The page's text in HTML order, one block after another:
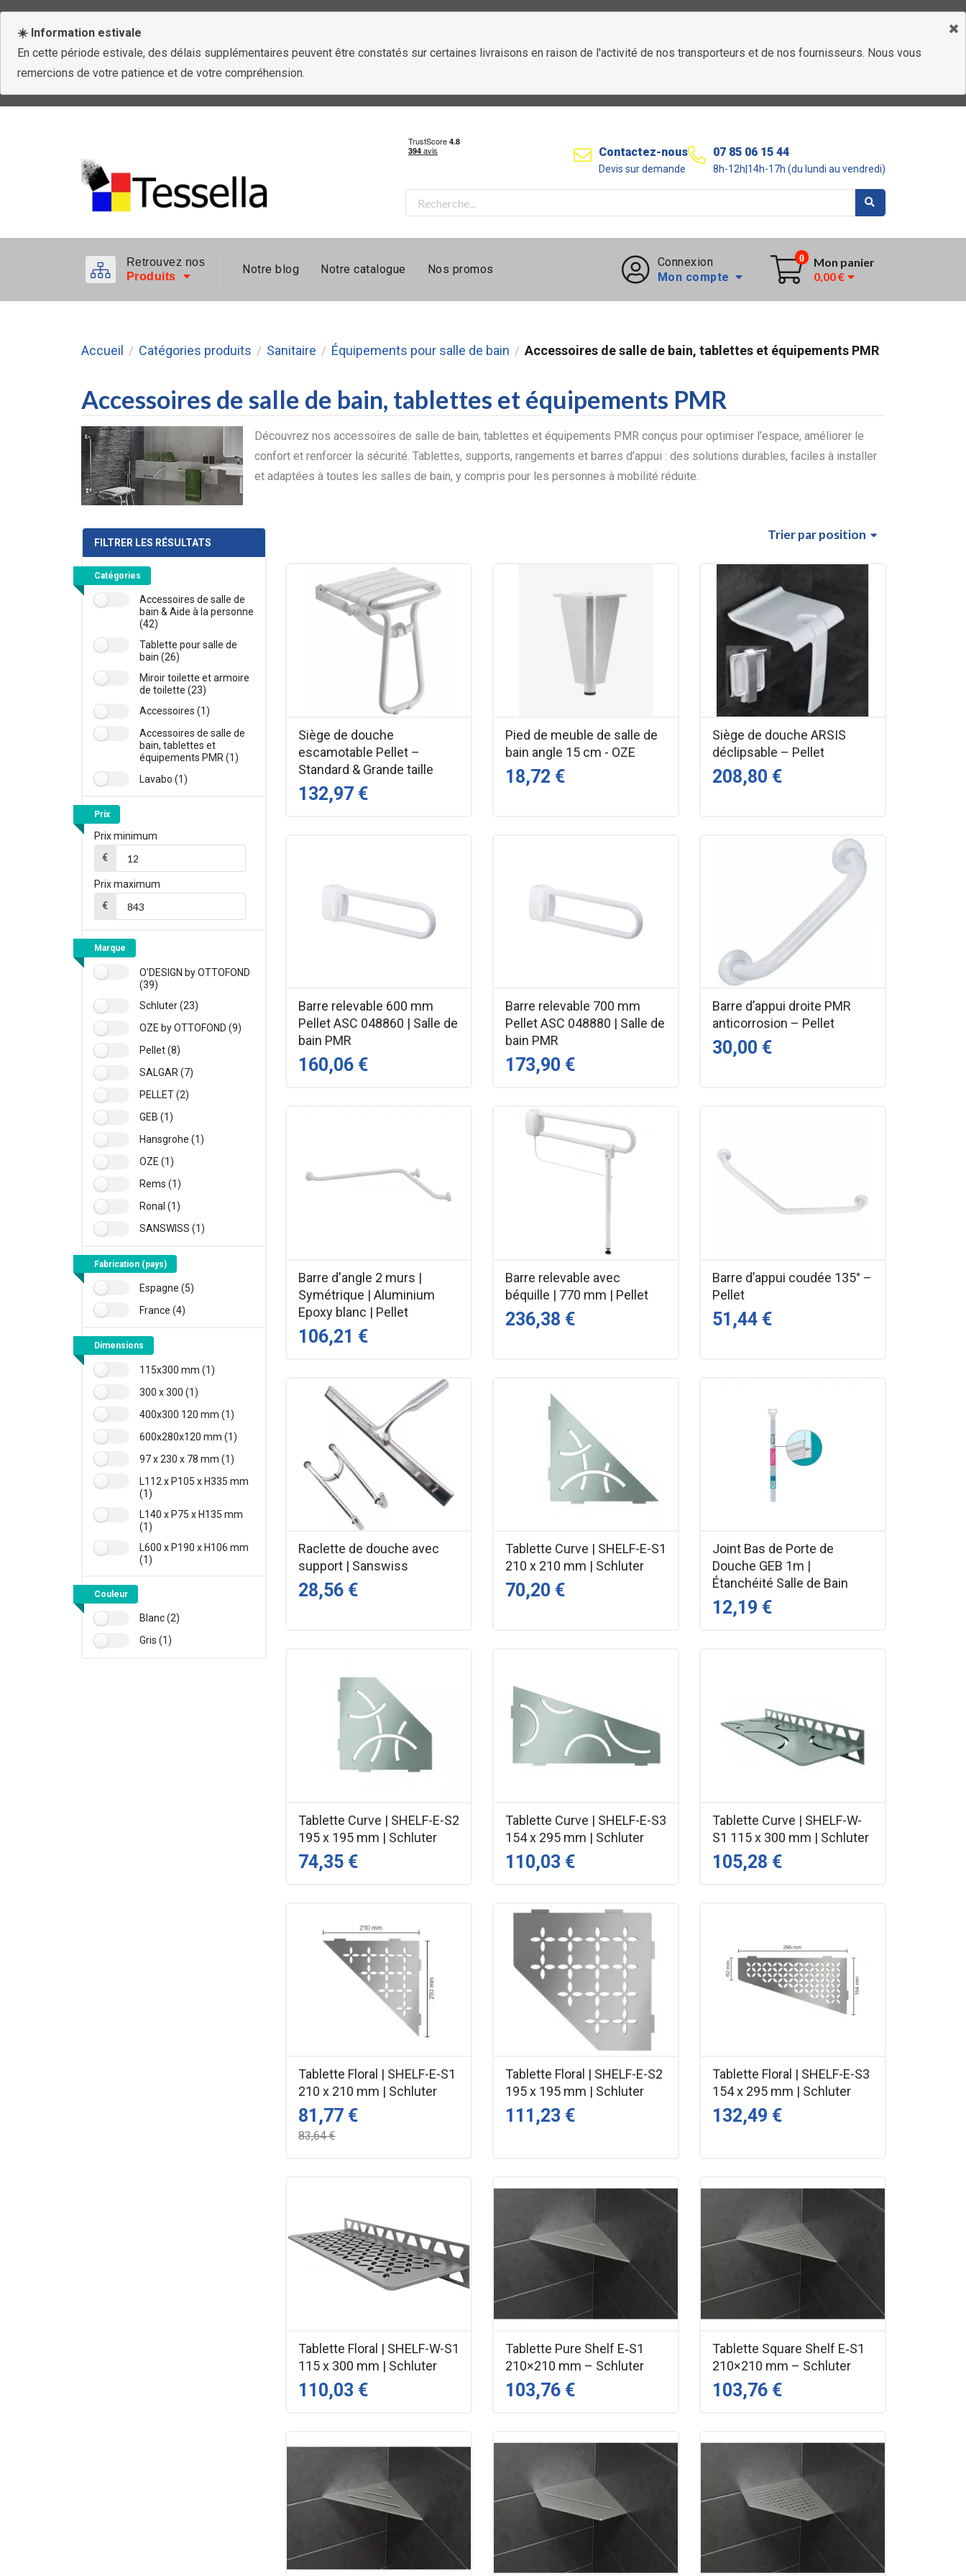
☀️ Information estivale
En cette période estivale, des délais supplémentaires peuvent être constatés sur certaines livraisons en raison de l'activité de nos transporteurs et de nos fournisseurs. Nous vous
remercions de votre patience et de votre compréhension.
Contactez-nous
Devis sur demande
07 85 06 15 44
8h-12h|14h-17h (du lundi au vendredi)
Retrouvez nos
Produits
Notre blog Notre catalogue Nos promos
Connexion
Mon compte
0
Mon panier
0,00 €
Accueil / Catégories produits / Sanitaire / Équipements pour salle de bain / Accessoires de salle de bain, tablettes et équipements PMR
Accessoires de salle de bain, tablettes et équipements PMR
Découvrez nos accessoires de salle de bain, tablettes et équipements PMR conçus pour optimiser l’espace, améliorer le
confort et renforcer la sécurité. Tablettes, supports, rangements et barres d’appui : des solutions durables, faciles à installer
et adaptées à toutes les salles de bain, y compris pour les personnes à mobilité réduite.
FILTRER LES RÉSULTATS
Catégories
Accessoires de salle de
bain & Aide à la personne
(42)
Tablette pour salle de
bain (26)
Miroir toilette et armoire
de toilette (23)
Accessoires (1)
Accessoires de salle de
bain, tablettes et
équipements PMR (1)
Lavabo (1)
Prix
Prix minimum
€
Prix maximum
€
Marque
O'DESIGN by OTTOFOND
(39)
Schluter (23)
OZE by OTTOFOND (9)
Pellet (8)
SALGAR (7)
PELLET (2)
GEB (1)
Hansgrohe (1)
OZE (1)
Rems (1)
Ronal (1)
SANSWISS (1)
Fabrication (pays)
Espagne (5)
France (4)
Dimensions
115x300 mm (1)
300 x 300 (1)
400x300 120 mm (1)
600x280x120 mm (1)
97 x 230 x 78 mm (1)
L112 x P105 x H335 mm
(1)
L140 x P75 x H135 mm
(1)
L600 x P190 x H106 mm
(1)
Couleur
Blanc (2)
Gris (1)
Trierpar position
Siège de douche
escamotable Pellet –
Standard & Grande taille
132,97 €
Pied de meuble de salle de
bain angle 15 cm - OZE
18,72 €
Siège de douche ARSIS
déclipsable – Pellet
208,80 €
Barre relevable 600 mm
Pellet ASC 048860 | Salle de
bain PMR
160,06 €
Barre relevable 700 mm
Pellet ASC 048880 | Salle de
bain PMR
173,90 €
Barre d’appui droite PMR
anticorrosion – Pellet
30,00 €
Barre d'angle 2 murs |
Symétrique | Aluminium
Epoxy blanc | Pellet
106,21 €
Barre relevable avec
béquille | 770 mm | Pellet
236,38 €
Barre d’appui coudée 135° –
Pellet
51,44 €
Raclette de douche avec
support | Sanswiss
28,56 €
Tablette Curve | SHELF-E-S1
210 x 210 mm | Schluter
70,20 €
Joint Bas de Porte de
Douche GEB 1m |
Étanchéité Salle de Bain
12,19 €
Tablette Curve | SHELF-E-S2
195 x 195 mm | Schluter
74,35 €
Tablette Curve | SHELF-E-S3
154 x 295 mm | Schluter
110,03 €
Tablette Curve | SHELF-W-
S1 115 x 300 mm | Schluter
105,28 €
Tablette Floral | SHELF-E-S1
210 x 210 mm | Schluter
81,77 €
83,64 €
Tablette Floral | SHELF-E-S2
195 x 195 mm | Schluter
111,23 €
Tablette Floral | SHELF-E-S3
154 x 295 mm | Schluter
132,49 €
Tablette Floral | SHELF-W-S1
115 x 300 mm | Schluter
110,03 €
Tablette Pure Shelf E‑S1
210×210 mm – Schluter
103,76 €
Tablette Square Shelf E‑S1
210×210 mm – Schluter
103,76 €